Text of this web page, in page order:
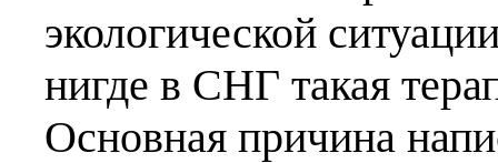
экологической
нигде в СНГ такая
Основная причина